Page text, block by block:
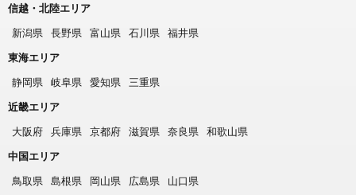
信越・北陸エリア
新潟県
長野県 富山県 石川県
福井県
東海エリア
静岡県
岐阜県 愛知県
三重県
近畿エリア
大阪府
兵庫県 京都府 滋賀県 奈良県
和歌山県
中国エリア
鳥取県
島根県 岡山県 広島県
山口県